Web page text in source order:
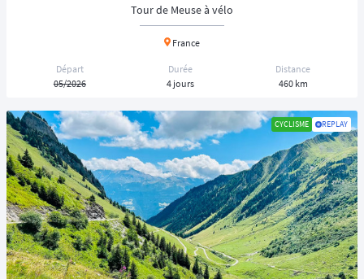
Tour de Meuse à vélo
France
Départ
05/2026
Durée
4 jours
Distance
460 km
CYCLISME REPLAY